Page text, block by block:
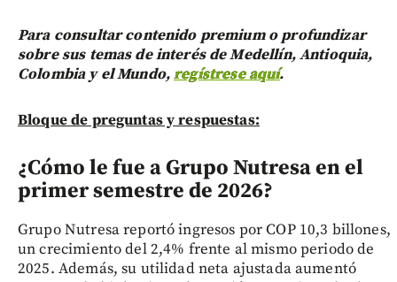
Para consultar contenido premium o profundizar
sobre sus temas de interés de Medellín, Antioquia,
Colombia y el Mundo,regístrese aquí.
Bloque de preguntas y respuestas:
¿Cómo le fue a Grupo Nutresa en el
primer semestre de 2026?
Grupo Nutresa reportó ingresos por COP 10,3 billones,
un crecimiento del 2,4% frente al mismo periodo de
2025. Además, su utilidad neta ajustada aumentó